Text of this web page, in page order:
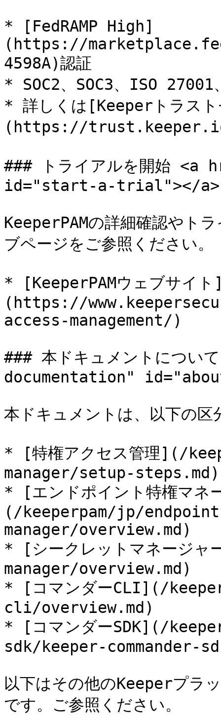
* [FedRAMP High]
(https://
4598A)認証
* SOC2、SOC3、ISO
* 詳しくは[Keeperトラス
(https://trust.keeper.io/
### トライアルを開始
id="start-a-trial"></a>
KeeperPAMの詳細確認やト
ブページをご参照ください。
* [KeeperPAMウェブサイ
(https://
access-management/)
### 本ドキュメントにつ
documentation"
本ドキュメントは、以下の区
* [特権アクセス管理](/
manager/setup-steps.md)
* [エンドポイント特権マネ
(/keeperpam/jp/
manager/overview.md)
* [シークレットマネージ
manager/overview.md)
* [コマンダーCLI](/
cli/overview.md)
* [コマンダーSDK](/
sdk/keeper-commander-
以下はその他のKeeperプラ
です。ご参照ください。